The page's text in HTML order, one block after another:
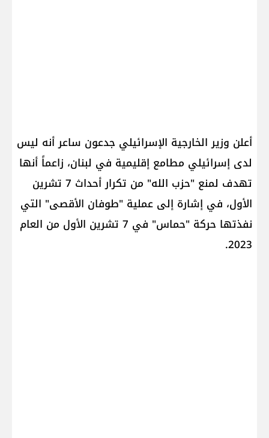
أعلن وزير الخارجية الإسرائيلي ​جدعون ساعر​ أنه ليس
لدى إسرائيلي مطامع إقليمية في لبنان، زاعماً أنها
تهدف لمنع "​حزب الله​" من تكرار أحداث 7 تشرين
الأول، في إشارة إلى عملية "​طوفان الأقصى​" التي
نفذتها حركة "حماس" في 7 تشرين الأول من العام
2023.